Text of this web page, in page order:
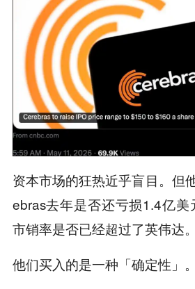
资本市场的狂热近乎盲目。但
ebras去年是否还亏损1.4亿
市销率是否已经超过了英伟达。
他们买入的是一种 「确定性」。